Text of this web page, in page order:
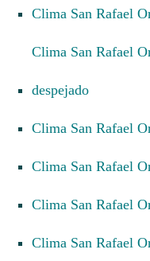
Clima San Rafael
Clima San Rafael Oriente 30 enero 2026 cielo
despejado
Clima San Rafael
Clima San Rafael
Clima San Rafael
Clima San Rafael